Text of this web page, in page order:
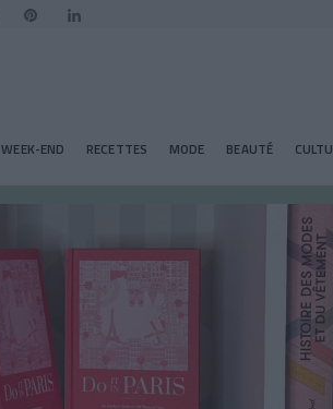
WEEK-END RECETTES MODE BEAUTÉ